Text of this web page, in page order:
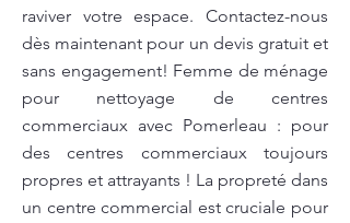
raviver votre espace. Contactez-nous
dès maintenant pour un devis gratuit et
sans engagement! Femme de ménage
pour nettoyage de centres
commerciaux avec Pomerleau : pour
des centres commerciaux toujours
propres et attrayants ! La propreté dans
un centre commercial est cruciale pour